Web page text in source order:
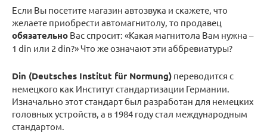
Если Вы посетите магазин автозвука и скажете, что
желаете приобрести автомагнитолу, то продавец
обязательно Вас спросит: «Какая магнитола Вам нужна –
1 din или 2 din?» Что же означают эти аббревиатуры?
Din (Deutsches Institut für Normung) переводится с
немецкого как Институт стандартизации Германии.
Изначально этот стандарт был разработан для немецких
головных устройств, а в 1984 году стал международным
стандартом.